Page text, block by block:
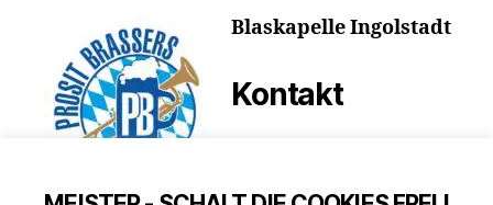
Blaskapelle Ingolstadt
Kontakt